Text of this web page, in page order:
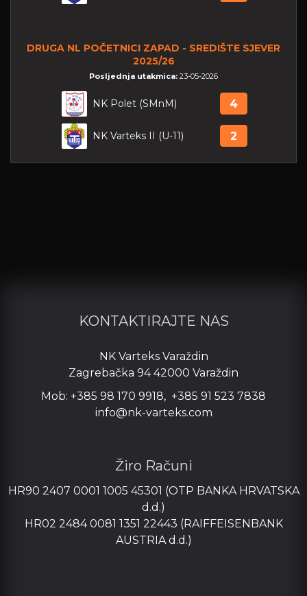
DRUGA NL POČETNICI ZAPAD - SREDIŠTE SJEVER
2025/26
Posljednja utakmica: 23-05-2026
NK Polet (SMnM) 4
NK Varteks II (U-11) 2
KONTAKTIRAJTE NAS
NK Varteks Varaždin
Zagrebačka 94 42000 Varaždin
Mob: +385 98 170 9918, +385 91 523 7838
info@nk-varteks.com
Žiro Računi
HR90 2407 0001 1005 45301 (OTP BANKA HRVATSKA
d.d.)
HR02 2484 0081 1351 22443 (RAIFFEISENBANK
AUSTRIA d.d.)